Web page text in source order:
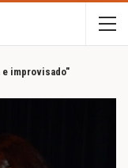
improvisado"